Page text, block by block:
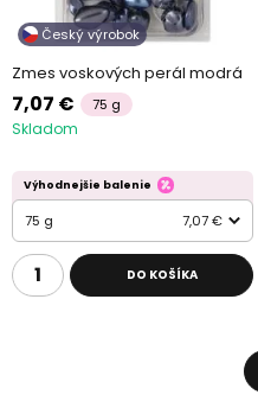
Český výrobok
Zmes voskových perál modrá
7,07 € 75 g
Skladom
Výhodnejšie balenie
75 g 7,07 €
DO KOŠÍKA